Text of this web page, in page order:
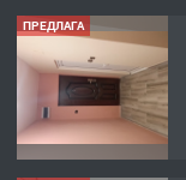
ПРЕДЛАГА